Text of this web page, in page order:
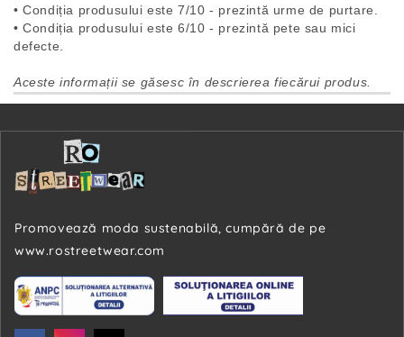
• Condiția produsului este 7/10 - prezintă urme de purtare.
• Condiția produsului este 6/10 - prezintă pete sau mici
defecte.
Aceste informații se găsesc în descrierea fiecărui produs.
Promovează moda sustenabilă, cumpără de pe
www.rostreetwear.com